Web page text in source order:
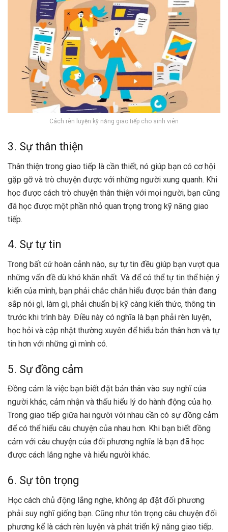
Cách rèn luyện kỹ năng giao tiếp cho sinh viên
3. Sự thân thiện
Thân thiện trong giao tiếp là cần thiết, nó giúp bạn có cơ hội
gặp gỡ và trò chuyện được với những người xung quanh. Khi
học được cách trò chuyện thân thiện với mọi người, bạn cũng
đã học được một phần nhỏ quan trọng trong kỹ năng giao
tiếp.
4. Sự tự tin
Trong bất cứ hoàn cảnh nào, sự tự tin đều giúp bạn vượt qua
những vấn đề dù khó khăn nhất. Và để có thể tự tin thể hiện ý
kiến của mình, bạn phải chắc chắn hiểu được bản thân đang
sắp nói gì, làm gì, phải chuẩn bị kỹ càng kiến thức, thông tin
trước khi trình bày. Điều này có nghĩa là bạn phải rèn luyện,
học hỏi và cập nhật thường xuyên để hiểu bản thân hơn và tự
tin hơn với những gì mình có.
5. Sự đồng cảm
Đồng cảm là việc bạn biết đặt bản thân vào suy nghĩ của
người khác, cảm nhận và thấu hiểu lý do hành động của họ.
Trong giao tiếp giữa hai người với nhau cần có sự đồng cảm
để có thể hiểu câu chuyện của nhau hơn. Khi bạn biết đồng
cảm với câu chuyện của đối phương nghĩa là bạn đã học
được cách lắng nghe và hiểu người khác.
6. Sự tôn trọng
Học cách chủ động lắng nghe, không áp đặt đối phương
phải suy nghĩ giống bạn. Cũng như tôn trọng câu chuyện đối
phương kể là cách rèn luyện và phát triển kỹ năng giao tiếp.